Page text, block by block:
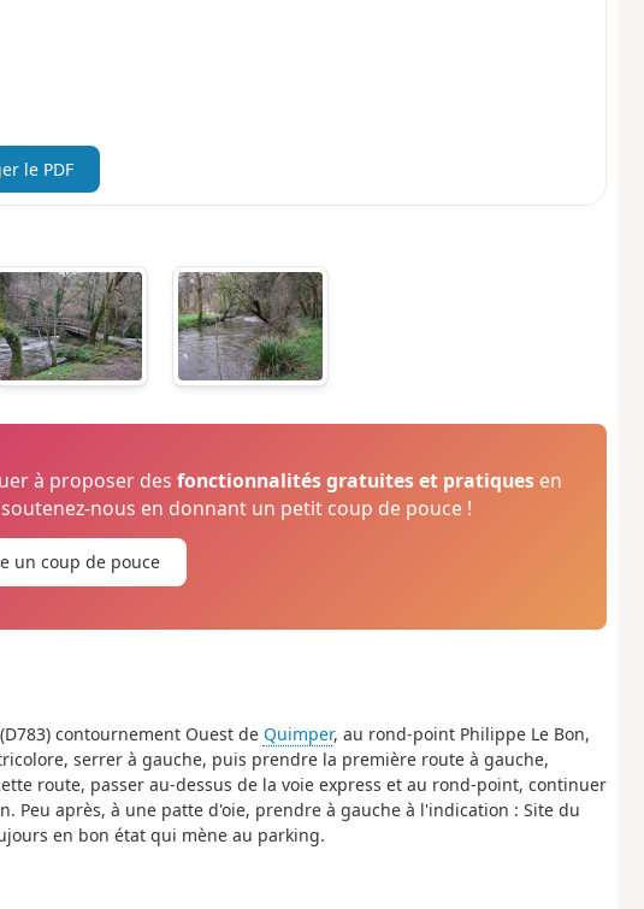
le PDF
à proposer desfonctionnalités gratuites et pratiques en
nous en donnant un petit coup de pouce !
un coup de pouce
contournement Ouest de Quimper, au rond-point Philippe Le Bon,
serrer à gauche, puis prendre la première route à gauche,
route, passer au-dessus de la voie express et au rond-point, continuer
Peu après, à une patte d'oie, prendre à gauche à l'indication : Site du
en bon état qui mène au parking.